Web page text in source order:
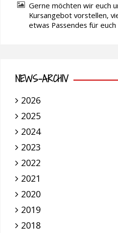
Gerne möchten wir euch
Kursangebot vorstellen,
etwas Passendes für euch
NEWS-ARCHIV
2026
2025
2024
2023
2022
2021
2020
2019
2018